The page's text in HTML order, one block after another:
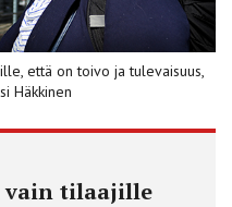
että on toivo ja tulevaisuus,
Häkkinen
vain tilaajille